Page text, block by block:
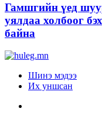
Гамшгийн үед
уялдаа холбоог
байна
Шинэ мэдээ
Их уншсан